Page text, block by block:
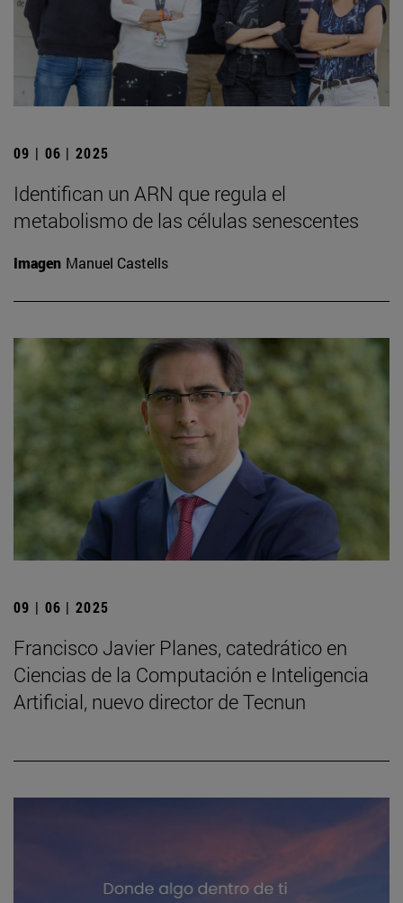
09 | 06 | 2025
Identifican un ARN que regula el
metabolismo de las células senescentes
Imagen Manuel Castells
09 | 06 | 2025
Francisco Javier Planes, catedrático en
Ciencias de la Computación e Inteligencia
Artificial, nuevo director de Tecnun